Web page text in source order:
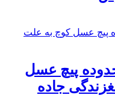
پیچ عسل
جاده